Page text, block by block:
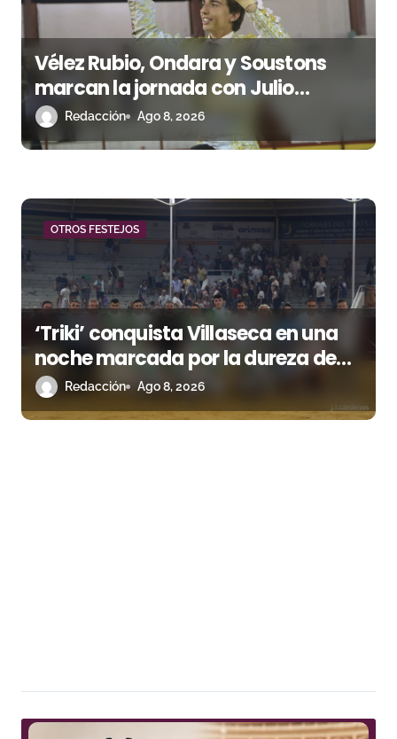
a
sVélez Rubio, Ondara y Soustons
marcan la jornada con Julio
Romero, Andy Cartagena y Hugo
Tarbelli
Redacción Ago 8, 2026
OTROS FESTEJOS
‘Triki’ conquista Villaseca en una
noche marcada por la dureza de
Monteviejo
Redacción Ago 8, 2026